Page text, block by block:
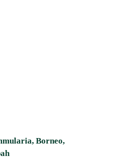
Borneo,